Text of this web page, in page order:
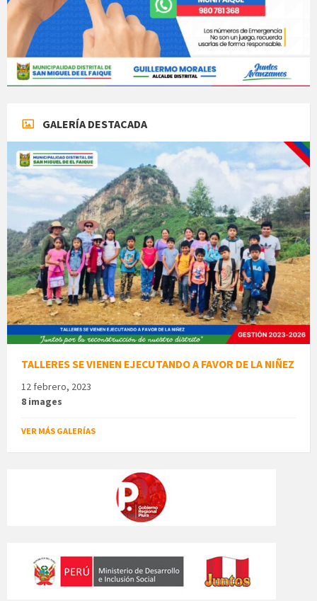
GALERÍA DESTACADA
TALLERES SE VIENEN EJECUTANDO A FAVOR DE LA NIÑEZ
12 febrero, 2023
8 images
VER MÁS GALERÍAS